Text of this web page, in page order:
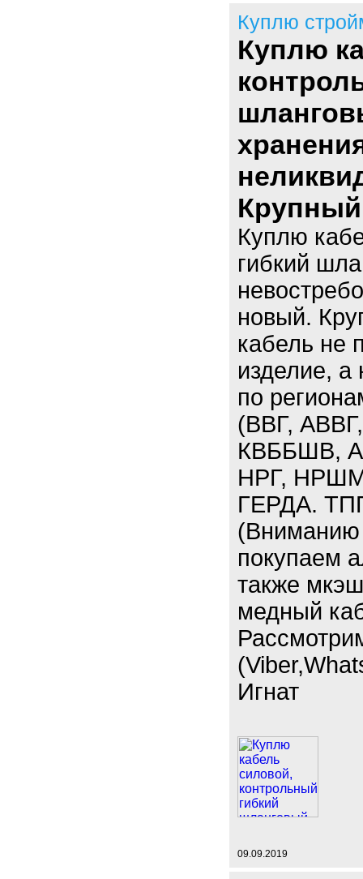
Куплю
Куплю
Крупный
Куплю
гибкий
новый.
кабель не
изделие,
по
(ВВГ,
КВББШВ,
НРГ,
ГЕРДА.
(Вниманию
покупаем
также
медный
Игнат
09.09.2019